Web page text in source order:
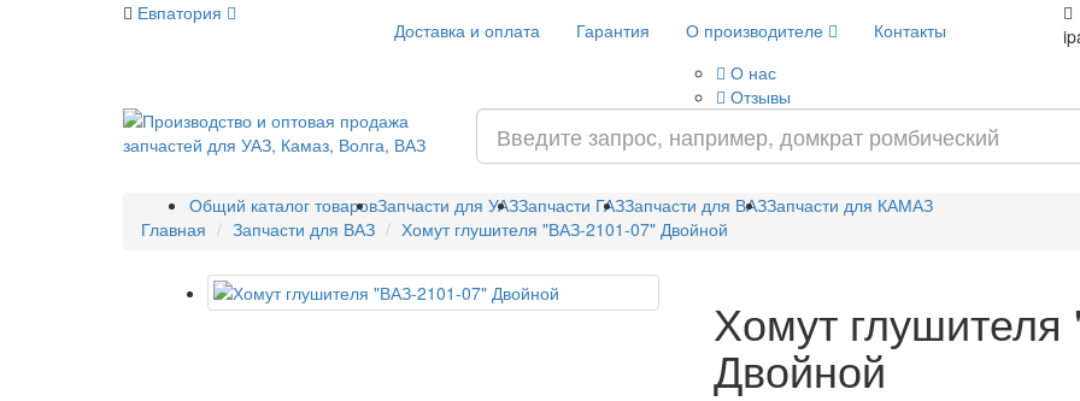
Евпатория
Доставка и оплата Гарантия
О производителе
О нас
Отзывы
Контакты
Общий каталог товаровЗапчасти для УАЗЗапчасти ГАЗЗапчасти для ВАЗЗапчасти для КАМАЗ
Главная
Запчасти для ВАЗ Хомут глушителя "ВАЗ-2101-07" Двойной
Хомут
Двойной